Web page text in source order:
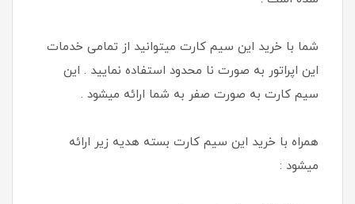
شما با خرید این سیم کارت میتوانید از تمامی خدمات
این اپراتور به صورت نا محدود استفاده نمایید . این
سیم کارت به صورت صفر به شما ارائه میشود .
همراه با خرید این سیم کارت بسته هدیه زیر ارائه
میشود :